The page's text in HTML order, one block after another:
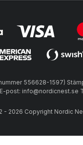
556628-1597)
post: info@nordicnest.se
- 2026 Copyright Nordic